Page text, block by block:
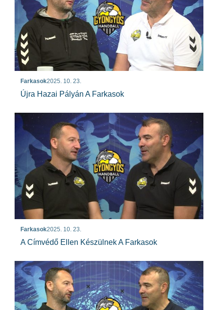
Farkasok2025. 10. 23.
Újra Hazai Pályán A Farkasok
Farkasok2025. 10. 23.
A Címvédő Ellen Készülnek A Farkasok